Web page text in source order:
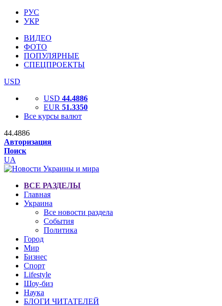
РУС
УКР
ВИДЕО
ФОТО
ПОПУЛЯРНЫЕ
СПЕЦПРОЕКТЫ
USD
USD 44.4886
EUR 51.3350
Все курсы валют
44.4886
Авторизация
Поиск
UA
ВСЕ РАЗДЕЛЫ
Главная
Украина
Все новости раздела
События
Политика
Город
Мир
Бизнес
Спорт
Lifestyle
Шоу-биз
Наука
БЛОГИ ЧИТАТЕЛЕЙ